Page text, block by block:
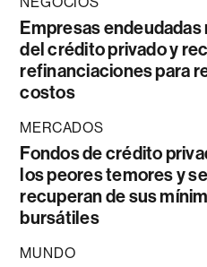
Empresas endeudadas
del crédito privado y
refinanciaciones para
costos
MERCADOS
Fondos de crédito
los peores temores y se
recuperan de sus
bursátiles
MUNDO